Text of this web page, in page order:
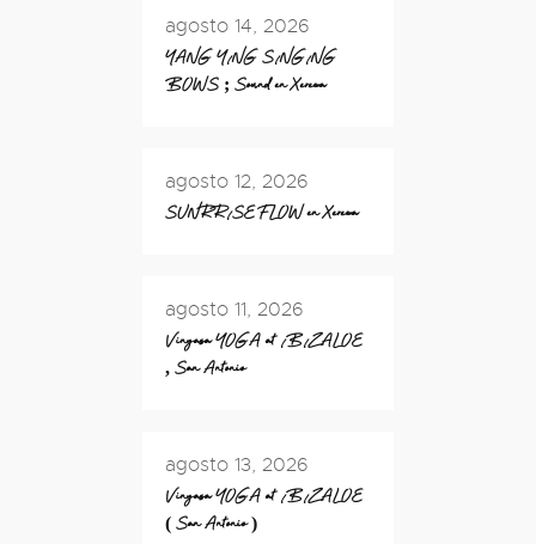
agosto 14, 2026
YANG YING SINGING
BOWS ; Sound en Xereca
agosto 12, 2026
SUNRRISE FLOW en Xereca
agosto 11, 2026
Vinyasa YOGA at IBIZALOE
, San Antonio
agosto 13, 2026
Vinyasa YOGA at IBIZALOE
( San Antonio )